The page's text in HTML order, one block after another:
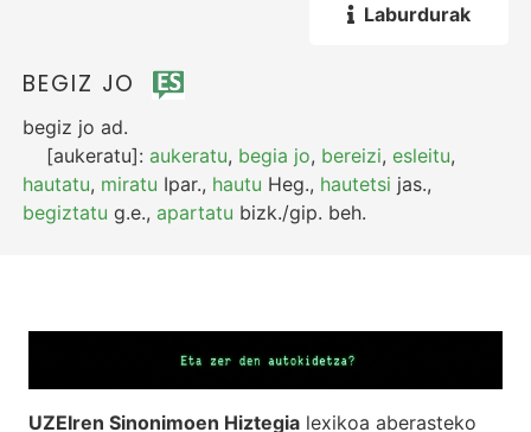
Laburdurak
BEGIZ JO
begiz jo ad.
[aukeratu]:aukeratu, begia jo, bereizi,esleitu,
hautatu, miratu Ipar., hautu Heg., hautetsi jas.,
begiztatu g.e.,apartatu bizk./gip. beh.
UZEIren Sinonimoen Hiztegia lexikoa aberasteko